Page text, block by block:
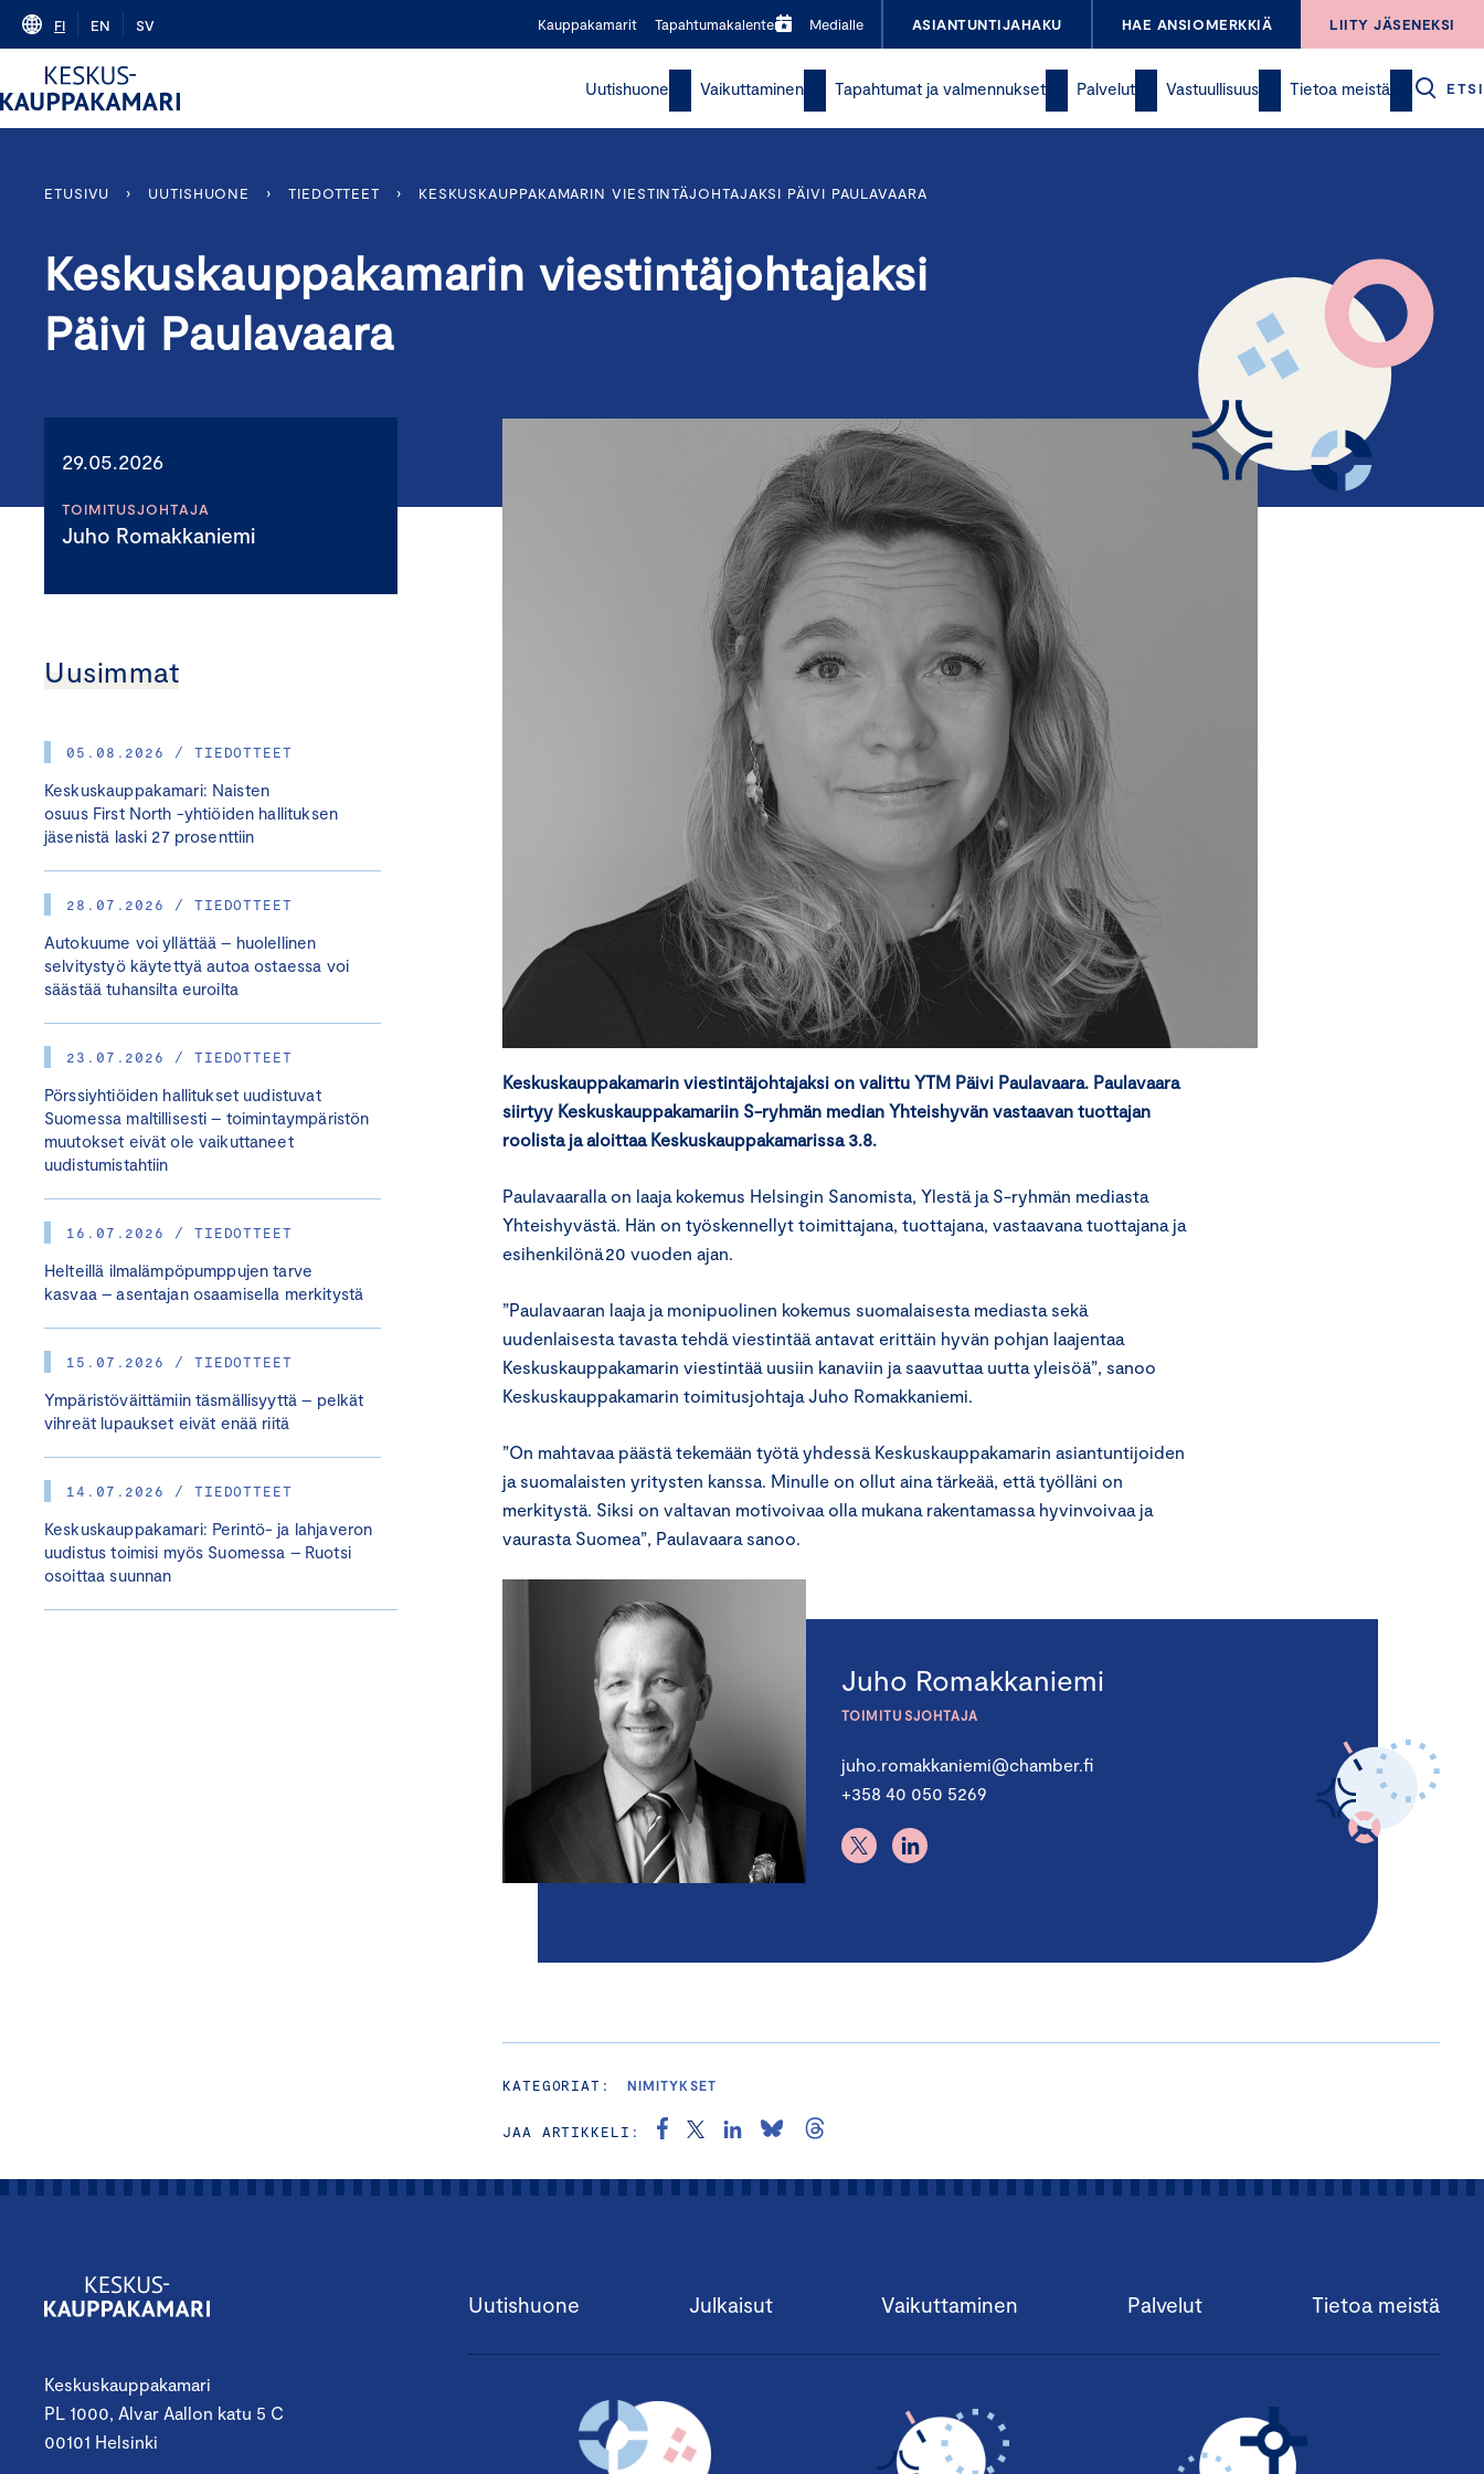
Skip
content
FI EN SV Kauppakamarit Tapahtumakalenteri Medialle ASIANTUNTIJAHAKU HAE ANSIOMERKKIÄ LIITY JÄSENEKSI
Uutishuone Vaikuttaminen Tapahtumat ja valmennukset Palvelut Vastuullisuus Tietoa meistä ETSI
ETUSIVU › UUTISHUONE › TIEDOTTEET › KESKUSKAUPPAKAMARIN VIESTINTÄJOHTAJAKSI PÄIVI PAULAVAARA
Keskuskauppakamarin viestintäjohtajaksi
Päivi Paulavaara
29.05.2026
TOIMITUSJOHTAJA
Juho Romakkaniemi
Uusimmat
05.08.2026 / TIEDOTTEET
Keskuskauppakamari: Naisten
osuus First North -yhtiöiden hallituksen
jäsenistä laski 27 prosenttiin
28.07.2026 / TIEDOTTEET
Autokuume voi yllättää – huolellinen
selvitystyö käytettyä autoa ostaessa voi
säästää tuhansilta euroilta
23.07.2026 / TIEDOTTEET
Pörssiyhtiöiden hallitukset uudistuvat
Suomessa maltillisesti – toimintaympäristön
muutokset eivät ole vaikuttaneet
uudistumistahtiin
16.07.2026 / TIEDOTTEET
Helteillä ilmalämpöpumppujen tarve
kasvaa – asentajan osaamisella merkitystä
15.07.2026 / TIEDOTTEET
Ympäristöväittämiin täsmällisyyttä – pelkät
vihreät lupaukset eivät enää riitä
14.07.2026 / TIEDOTTEET
Keskuskauppakamari: Perintö- ja lahjaveron
uudistus toimisi myös Suomessa – Ruotsi
osoittaa suunnan
Keskuskauppakamarin viestintäjohtajaksi on valittu YTM Päivi Paulavaara. Paulavaara
siirtyy Keskuskauppakamariin S-ryhmän median Yhteishyvän vastaavan tuottajan
roolista ja aloittaa Keskuskauppakamarissa 3.8.
Paulavaaralla on laaja kokemus Helsingin Sanomista, Ylestä ja S-ryhmän mediasta
Yhteishyvästä. Hän on työskennellyt toimittajana, tuottajana, vastaavana tuottajana ja
esihenkilönä 20 vuoden ajan.
”Paulavaaran laaja ja monipuolinen kokemus suomalaisesta mediasta sekä
uudenlaisesta tavasta tehdä viestintää antavat erittäin hyvän pohjan laajentaa
Keskuskauppakamarin viestintää uusiin kanaviin ja saavuttaa uutta yleisöä”, sanoo
Keskuskauppakamarin toimitusjohtaja Juho Romakkaniemi.
”On mahtavaa päästä tekemään työtä yhdessä Keskuskauppakamarin asiantuntijoiden
ja suomalaisten yritysten kanssa. Minulle on ollut aina tärkeää, että työlläni on
merkitystä. Siksi on valtavan motivoivaa olla mukana rakentamassa hyvinvoivaa ja
vaurasta Suomea”, Paulavaara sanoo.
Juho Romakkaniemi
TOIMITUSJOHTAJA
juho.romakkaniemi@chamber.fi
+358 40 050 5269
KATEGORIAT: NIMITYKSET
JAA ARTIKKELI:
Keskuskauppakamari
PL 1000, Alvar Aallon katu 5 C
00101 Helsinki
Uutishuone Julkaisut Vaikuttaminen Palvelut Tietoa meistä